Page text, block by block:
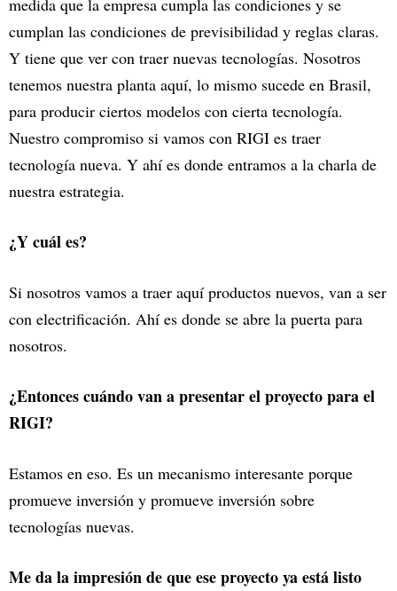
medida que la empresa cumpla las condiciones y se
cumplan las condiciones de previsibilidad y reglas claras.
Y tiene que ver con traer nuevas tecnologías. Nosotros
tenemos nuestra planta aquí, lo mismo sucede en Brasil,
para producir ciertos modelos con cierta tecnología.
Nuestro compromiso si vamos con RIGI es traer
tecnología nueva. Y ahí es donde entramos a la charla de
nuestra estrategia.
¿Y cuál es?
Si nosotros vamos a traer aquí productos nuevos, van a ser
con electrificación. Ahí es donde se abre la puerta para
nosotros.
¿Entonces cuándo van a presentar el proyecto para el
RIGI?
Estamos en eso. Es un mecanismo interesante porque
promueve inversión y promueve inversión sobre
tecnologías nuevas.
Me da la impresión de que ese proyecto ya está listo